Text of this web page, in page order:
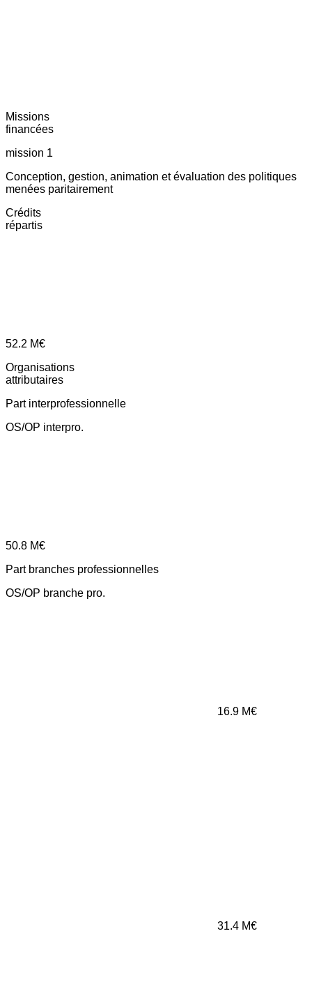
Missions
financées
mission 1
Conception, gestion, animation et évaluation des politiques
menées paritairement
Crédits
répartis
52.2 M€
Organisations
attributaires
Part interprofessionnelle
OS/OP interpro.
50.8 M€
Part branches professionnelles
OS/OP branche pro.
16.9 M€
31.4 M€